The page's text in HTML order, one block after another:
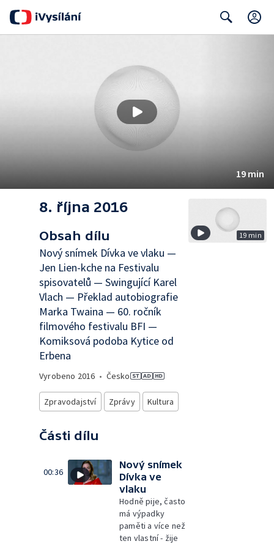
19 min
8. října 2016
Obsah dílu
Nový snímek Dívka ve vlaku —
Jen Lien-kche na Festivalu
spisovatelů — Swingující Karel
Vlach — Překlad autobiografie
Marka Twaina — 60. ročník
filmového festivalu BFI —
Komiksová podoba Kytice od
Erbena
Vyrobeno 2016 • Česko
Zpravodajství Zprávy Kultura
Části dílu
00:36
Nový snímek
Dívka ve
vlaku
Hodně pije, často
má výpadky
paměti a více než
ten vlastní - žije
19 min